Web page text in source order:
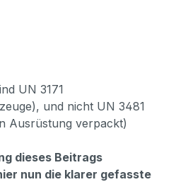
UN 3171
und nicht UN 3481
Ausrüstung verpackt)
dieses Beitrags
nun die klarer gefasste